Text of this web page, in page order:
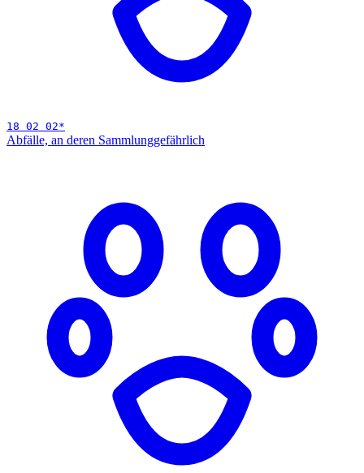
18 02 02*
Abfälle, an deren Sammlunggefährlich